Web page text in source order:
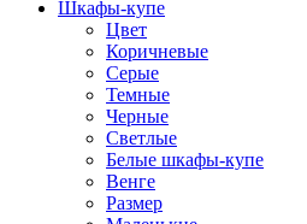
Шкафы-купе
Цвет
Коричневые
Серые
Темные
Черные
Светлые
Белые шкафы-купе
Венге
Размер